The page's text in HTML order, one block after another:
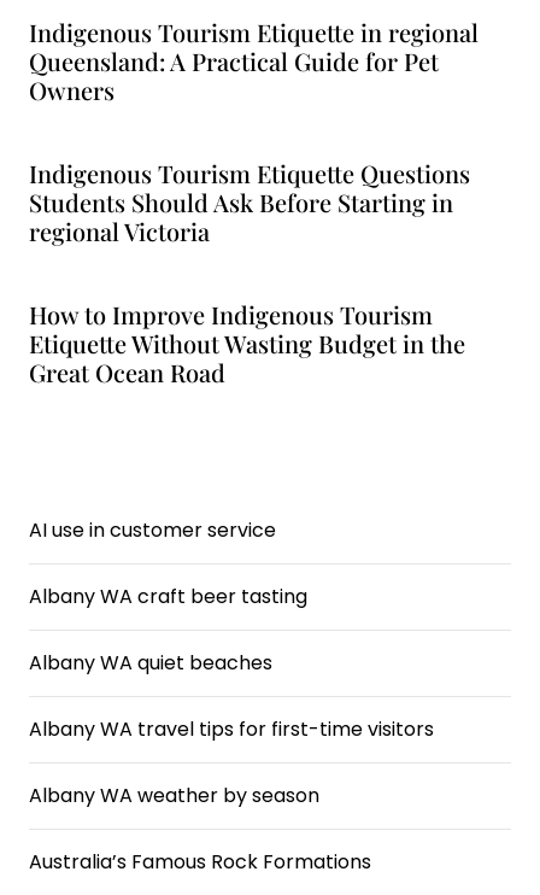
Indigenous Tourism Etiquette in regional
Queensland: A Practical Guide for Pet
Owners
Indigenous Tourism Etiquette Questions
Students Should Ask Before Starting in
regional Victoria
How to Improve Indigenous Tourism
Etiquette Without Wasting Budget in the
Great Ocean Road
AI use in customer service
Albany WA craft beer tasting
Albany WA quiet beaches
Albany WA travel tips for first-time visitors
Albany WA weather by season
Australia’s Famous Rock Formations